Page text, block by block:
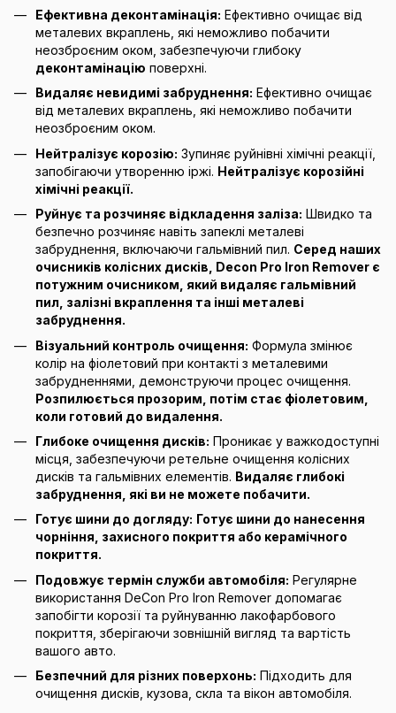
Ефективна деконтамінація: Ефективно очищає від
металевих вкраплень, які неможливо побачити
неозброєним оком, забезпечуючи глибоку
деконтамінацію поверхні.
Видаляє невидимі забруднення: Ефективно очищає
від металевих вкраплень, які неможливо побачити
неозброєним оком.
Нейтралізує корозію: Зупиняє руйнівні хімічні реакції,
запобігаючи утворенню іржі. Нейтралізує корозійні
хімічні реакції.
Руйнує та розчиняє відкладення заліза: Швидко та
безпечно розчиняє навіть запеклі металеві
забруднення, включаючи гальмівний пил. Серед наших
очисників колісних дисків, Decon Pro Iron Remover є
потужним очисником, який видаляє гальмівний
пил, залізні вкраплення та інші металеві
забруднення.
Візуальний контроль очищення: Формула змінює
колір на фіолетовий при контакті з металевими
забрудненнями, демонструючи процес очищення.
Розпилюється прозорим, потім стає фіолетовим,
коли готовий до видалення.
Глибоке очищення дисків: Проникає у важкодоступні
місця, забезпечуючи ретельне очищення колісних
дисків та гальмівних елементів. Видаляє глибокі
забруднення, які ви не можете побачити.
Готує шини до догляду: Готує шини до нанесення
чорніння, захисного покриття або керамічного
покриття.
Подовжує термін служби автомобіля: Регулярне
використання DeCon Pro Iron Remover допомагає
запобігти корозії та руйнуванню лакофарбового
покриття, зберігаючи зовнішній вигляд та вартість
вашого авто.
Безпечний для різних поверхонь: Підходить для
очищення дисків, кузова, скла та вікон автомобіля.